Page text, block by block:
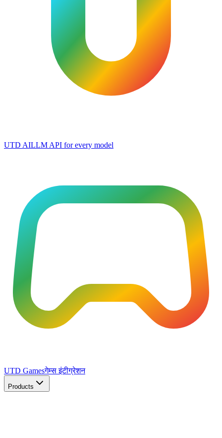
UTD AILLM API for every model
UTD Gamesगेम्स इंटीग्रेशन
Products